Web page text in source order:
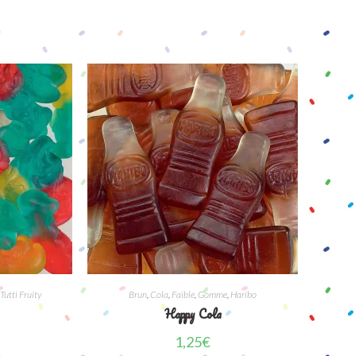
Tutti Fruity Brun, Cola, Faible, Gomme, Haribo
Happy Cola
1,25€